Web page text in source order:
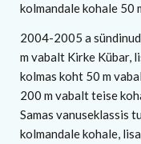
kolmandale kohale 50
2004-2005 a
m vabalt Kirke Kübar,
kolmas koht 50 m
200 m vabalt teise
Samas vanuseklassis
kolmandale kohale,